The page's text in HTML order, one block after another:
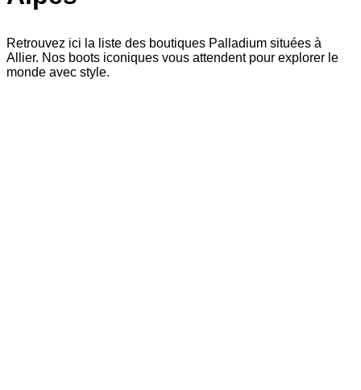
Retrouvez ici la liste des boutiques Palladium situées à
Allier. Nos boots iconiques vous attendent pour explorer le
monde avec style.